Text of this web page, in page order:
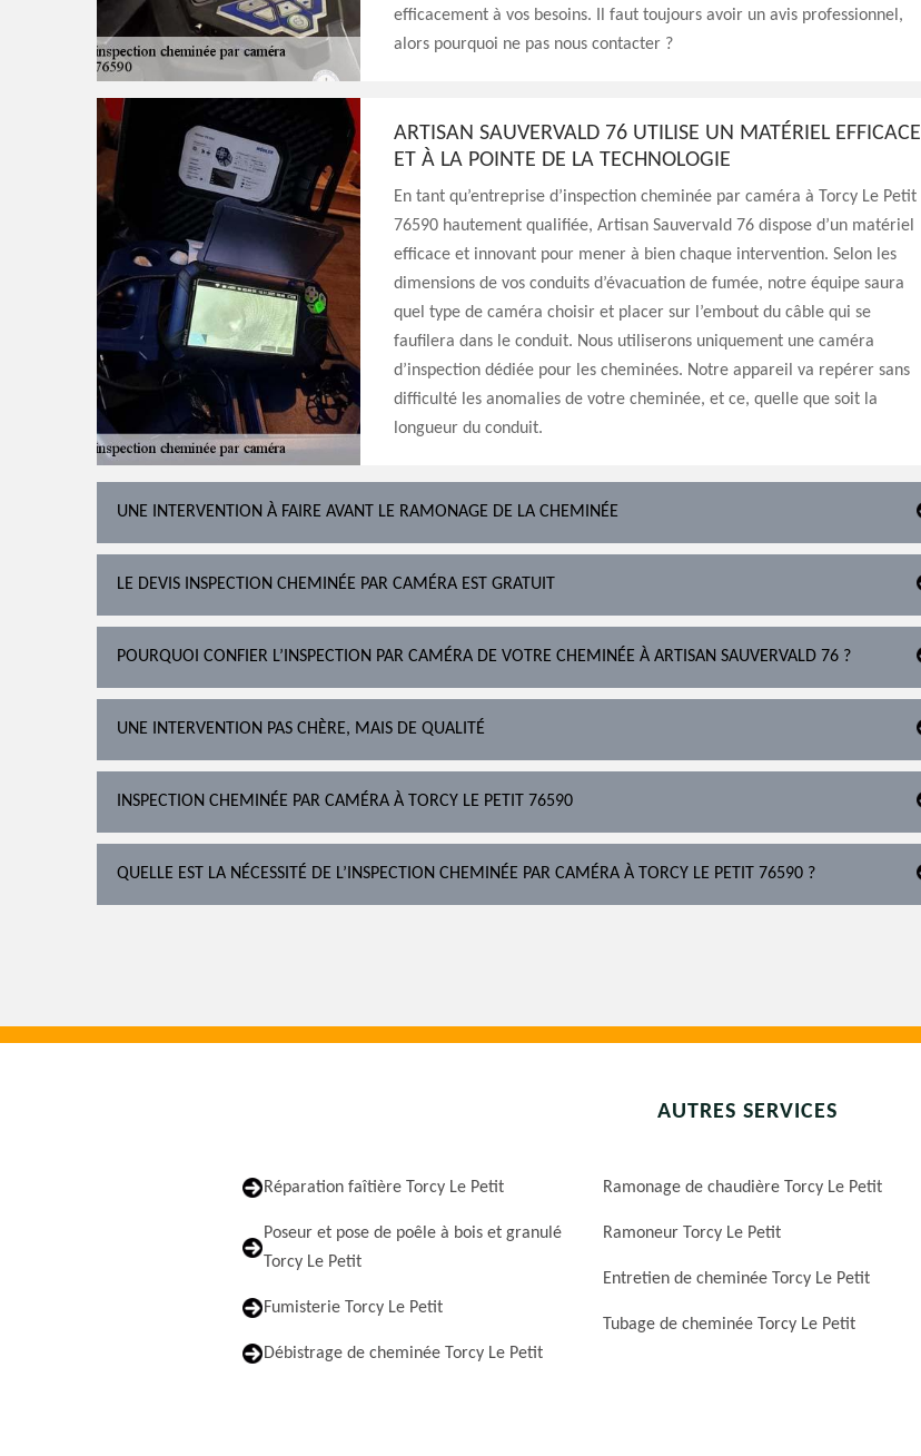
efficacement à vos besoins. Il faut toujours avoir un avis professionnel,
alors pourquoi ne pas nous contacter ?
ARTISAN SAUVERVALD 76 UTILISE UN MATÉRIEL EFFICACE
ET À LA POINTE DE LA TECHNOLOGIE
En tant qu’entreprise d’inspection cheminée par caméra à Torcy Le Petit
76590 hautement qualifiée, Artisan Sauvervald 76 dispose d’un matériel
efficace et innovant pour mener à bien chaque intervention. Selon les
dimensions de vos conduits d’évacuation de fumée, notre équipe saura
quel type de caméra choisir et placer sur l’embout du câble qui se
faufilera dans le conduit. Nous utiliserons uniquement une caméra
d’inspection dédiée pour les cheminées. Notre appareil va repérer sans
difficulté les anomalies de votre cheminée, et ce, quelle que soit la
longueur du conduit.
UNE INTERVENTION À FAIRE AVANT LE RAMONAGE DE LA CHEMINÉE
LE DEVIS INSPECTION CHEMINÉE PAR CAMÉRA EST GRATUIT
POURQUOI CONFIER L’INSPECTION PAR CAMÉRA DE VOTRE CHEMINÉE À ARTISAN SAUVERVALD 76 ?
UNE INTERVENTION PAS CHÈRE, MAIS DE QUALITÉ
INSPECTION CHEMINÉE PAR CAMÉRA À TORCY LE PETIT 76590
QUELLE EST LA NÉCESSITÉ DE L’INSPECTION CHEMINÉE PAR CAMÉRA À TORCY LE PETIT 76590 ?
AUTRES SERVICES
Réparation faîtière Torcy Le Petit
Poseur et pose de poêle à bois et granulé
Torcy Le Petit
Fumisterie Torcy Le Petit
Débistrage de cheminée Torcy Le Petit
Ramonage de chaudière Torcy Le Petit
Ramoneur Torcy Le Petit
Entretien de cheminée Torcy Le Petit
Tubage de cheminée Torcy Le Petit